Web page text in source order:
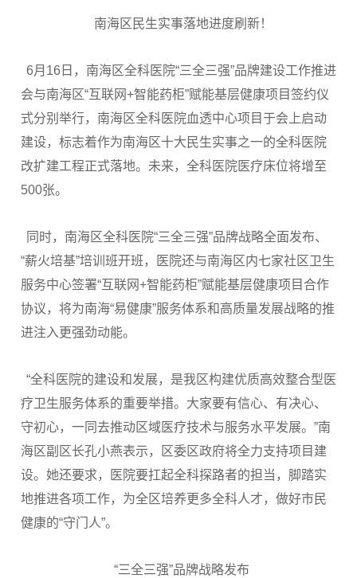
南海区民生实事落地进度刷新！
6月16日，南海区全科医院“三全三强”品牌建设工作推进
会与南海区“互联网+智能药柜”赋能基层健康项目签约仪
式分别举行，南海区全科医院血透中心项目于会上启动
建设，标志着作为南海区十大民生实事之一的全科医院
改扩建工程正式落地。未来，全科医院医疗床位将增至
500张。
同时，南海区全科医院“三全三强”品牌战略全面发布、
“薪火培基”培训班开班，医院还与南海区内七家社区卫生
服务中心签署“互联网+智能药柜”赋能基层健康项目合作
协议，将为南海“易健康”服务体系和高质量发展战略的推
进注入更强劲动能。
“全科医院的建设和发展，是我区构建优质高效整合型医
疗卫生服务体系的重要举措。大家要有信心、有决心、
守初心，一同去推动区域医疗技术与服务水平发展。”南
海区副区长孔小燕表示，区委区政府将全力支持项目建
设。她还要求，医院要扛起全科探路者的担当，脚踏实
地推进各项工作，为全区培养更多全科人才，做好市民
健康的“守门人”。
“三全三强”品牌战略发布